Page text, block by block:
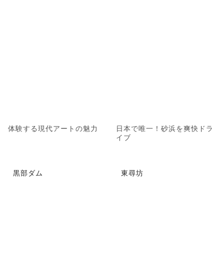
体験する現代アートの魅力
日本で唯一！砂浜を爽快ドラ
イブ
黒部ダム 東尋坊